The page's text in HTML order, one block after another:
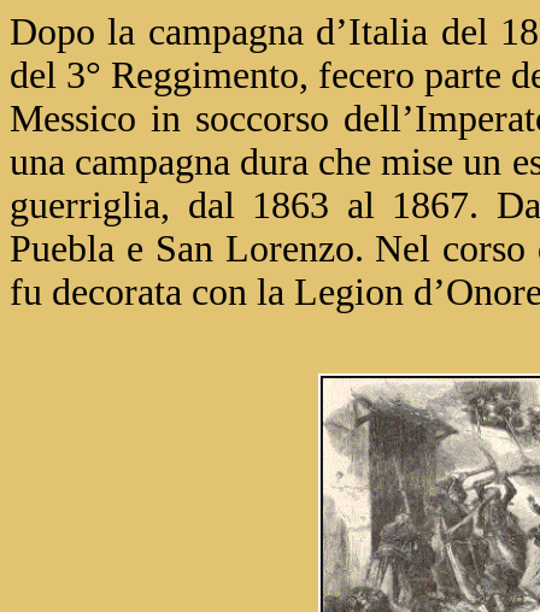
Dopo la campagna d’Italia del
del 3° Reggimento, fecero parte
Messico in soccorso
una campagna dura che mise un
guerriglia, dal 1863 al 1867.
Puebla e San Lorenzo. Nel
fu decorata con la Legion